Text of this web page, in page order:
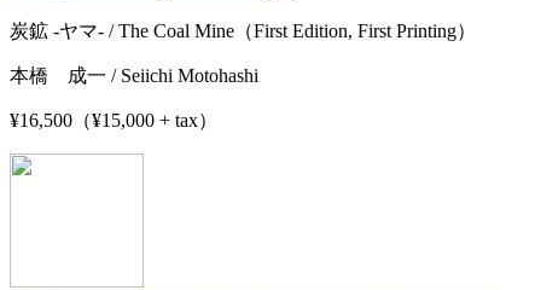
炭鉱 -ヤマ- / The Coal Mine（First Edition, First Printing）
本橋 成一 / Seiichi Motohashi
¥16,500（¥15,000 + tax）